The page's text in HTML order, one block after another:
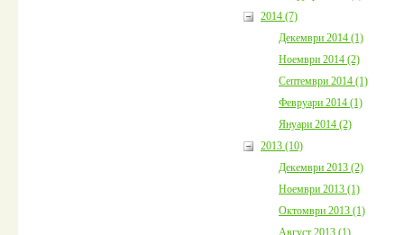
2014 (7)
Декември 2014 (1)
Ноември 2014 (2)
Септември 2014 (1)
Февруари 2014 (1)
Януари 2014 (2)
2013 (10)
Декември 2013 (2)
Ноември 2013 (1)
Октомври 2013 (1)
Август 2013 (1)